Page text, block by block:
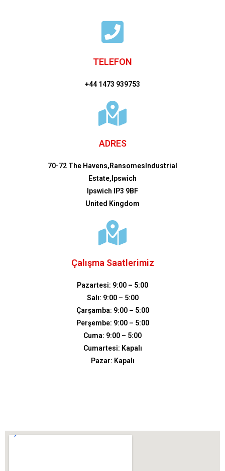
TELEFON
+44 1473 939753
ADRES
70-72 The Havens,RansomesIndustrial
Estate,Ipswich
Ipswich IP3 9BF
United Kingdom
Çalışma Saatlerimiz
Pazartesi: 9:00 – 5:00
Salı: 9:00 – 5:00
Çarşamba: 9:00 – 5:00
Perşembe: 9:00 – 5:00
Cuma: 9:00 – 5:00
Cumartesi: Kapalı
Pazar: Kapalı